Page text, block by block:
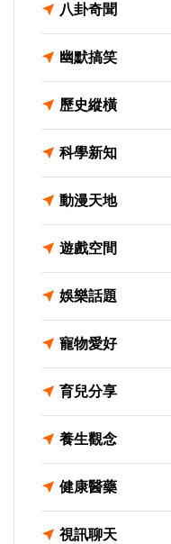
八卦奇聞
幽默搞笑
歷史縱橫
科學新知
動漫天地
遊戲空間
娛樂話題
寵物愛好
育兒分享
養生觀念
健康醫藥
視訊聊天